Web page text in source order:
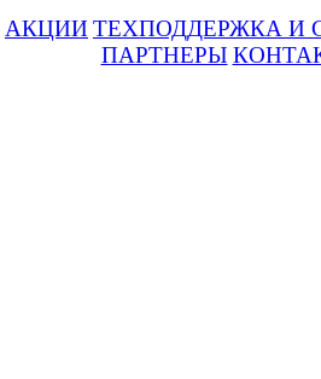
АКЦИИ ТЕХПОДДЕРЖКА И
ПАРТНЕРЫ